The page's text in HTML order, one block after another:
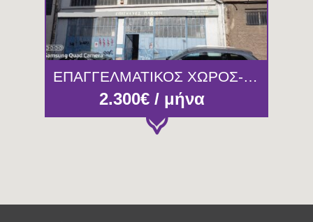
ΕΠΑΓΓΕΛΜΑΤΙΚΟΣ ΧΩΡΟΣ-ΚΤΙΡΙΟ 420τμ ΠΕΙΡΑΙΑΣ
2.300€ / μήνα